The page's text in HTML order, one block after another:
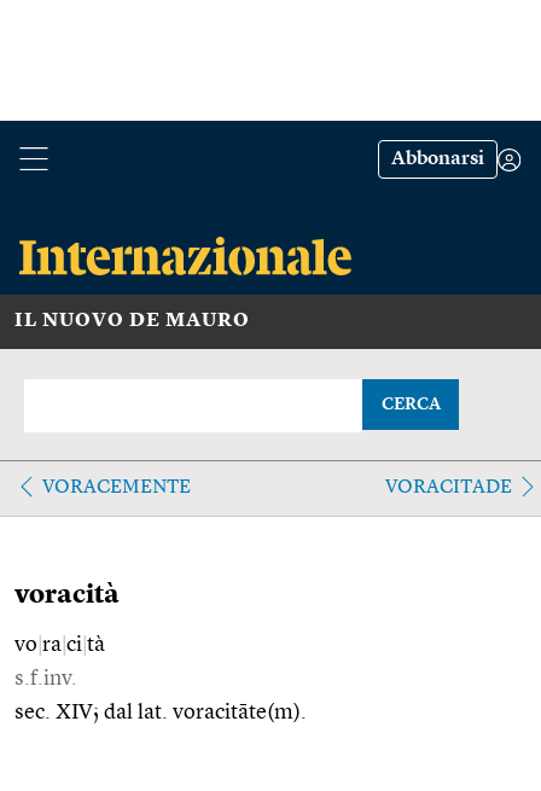
Abbonarsi
IL NUOVO DE MAURO
CERCA
VORACEMENTE VORACITADE
voracità
vo ra ci tà
s.f.inv.
sec. XIV; dal lat. voracitāte(m).